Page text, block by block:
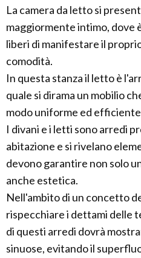
La camera da letto si
maggiormente intimo, dove
liberi di manifestare il
comodità.
In questa stanza il letto è
quale si dirama un mobilio
modo uniforme ed
I divani e i letti sono arredi
abitazione e si rivelano
devono garantire non solo
anche estetica.
Nell'ambito di un concetto
rispecchiare i dettami delle
di questi arredi dovrà
sinuose, evitando il